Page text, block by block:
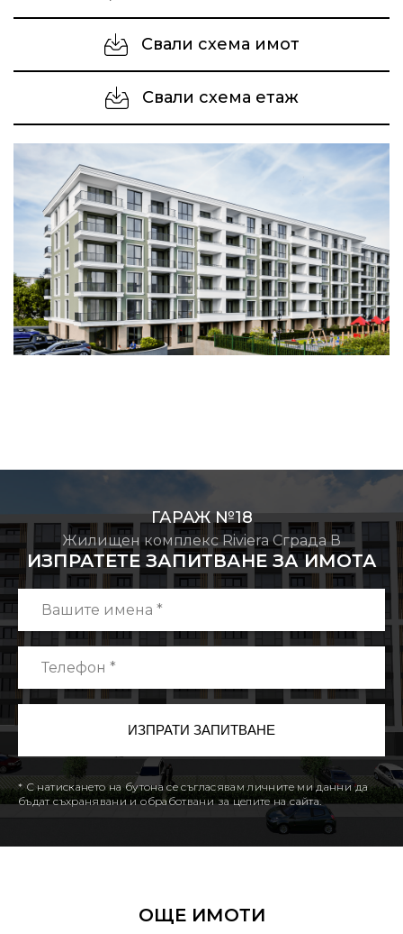
Свали схема имот
Свали схема етаж
ГАРАЖ №18
Жилищен комплекс Riviera Сграда В
ИЗПРАТЕТЕ ЗАПИТВАНЕ ЗА ИМОТА
* С натискането на бутона се съгласявам личните ми данни да
бъдат съхранявани и обработвани за целите на сайта.
ОЩЕ ИМОТИ